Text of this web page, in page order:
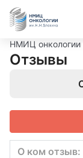
НМИЦ
Отзывы
О ком отзыв: